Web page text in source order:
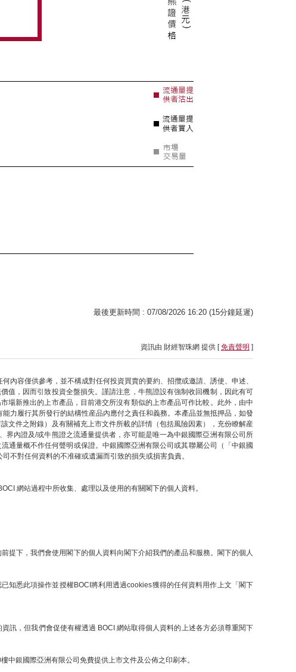
最後更新時間 : 07/08/2026 16:20 (15分鐘延遲)
資訊由 財經智珠網 提供 [免責聲明 ]
內容僅供參考，並不構成對任何投資買賣的要約、招攬或邀請、誘使、申述、
值，因而引致投資全盤損失。謹請注意，牛熊證設有強制收回機制，因此有可
場新推出的上市產品，目前港交所沒有類似的上市產品可作比較。此外，由中
力履行其所發行的結構性産品內應付之責任和義務。本產品並無抵押品，如發
文件之附錄）及有關補充上市文件所載的詳情（包括風險因素），充份瞭解産
內證及/或牛熊證之流通量提供者，亦可能是唯一為中銀國際亞洲有限公司所
通量概不作任何聲明或保證。中銀國際亞洲有限公司或其聯屬公司（「中銀國
不對任何資料的不准確或遺漏而引致的損失或損害負責。
網站過程中所收集、處理以及使用的有關閣下的個人資料。
提下，我們會使用閣下的個人資料向閣下介紹我們的產品和服務。閣下的個人
知悉此項操作並授權BOCI將利用透過cookies獲得的任何資料用作上文「閣下
訊，但我們會促使有權透過 BOCI 網站取得個人資料的上述各方必須尊重閱下
銀國際亞洲有限公司免費提供上市文件及公佈之印刷本。